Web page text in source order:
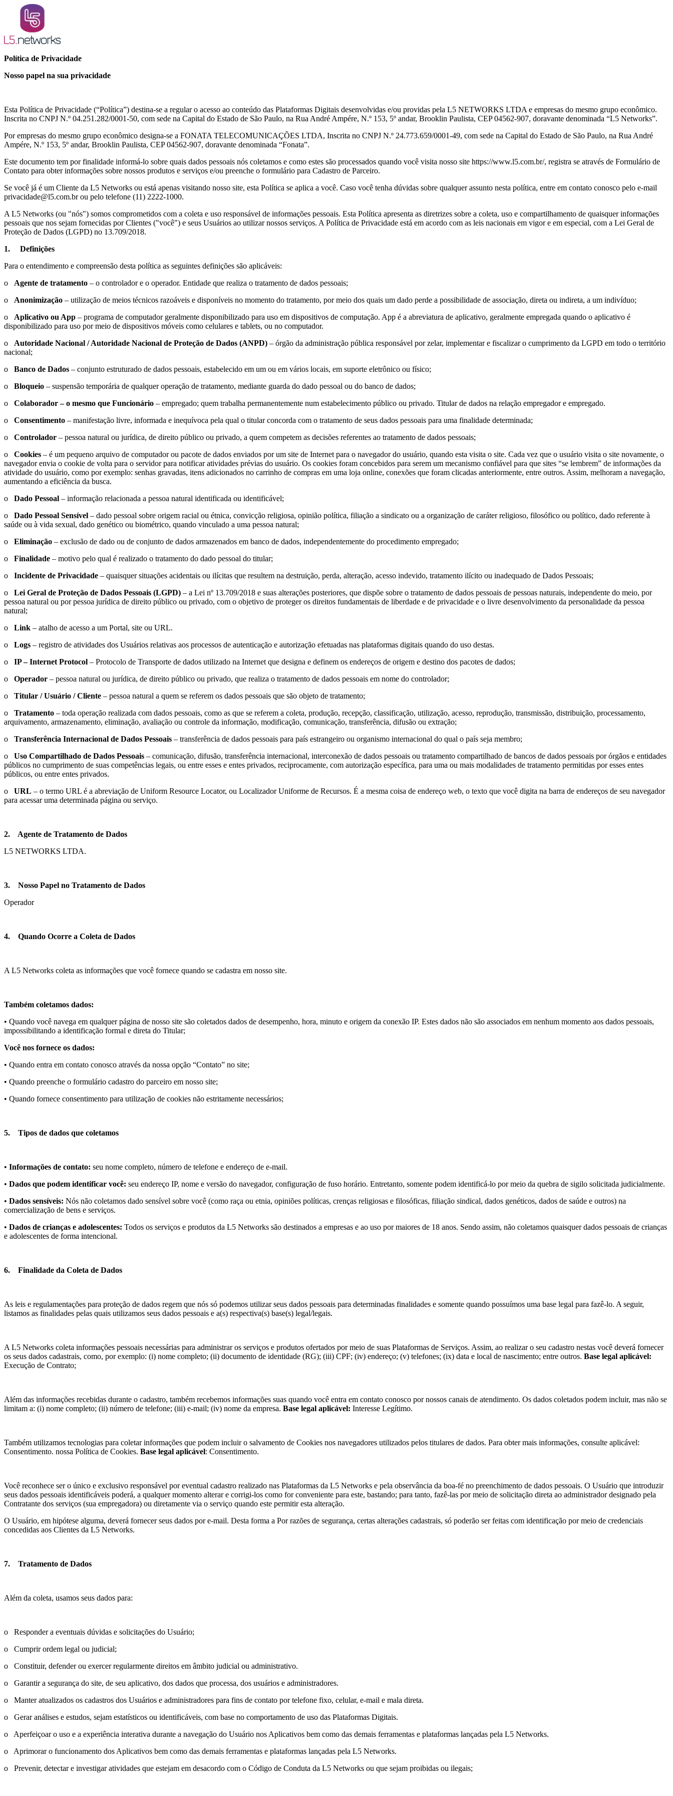
Política de Privacidade
Nosso papel na sua privacidade
Esta Política de Privacidade (“Política”) destina-se a regular o acesso ao conteúdo das Plataformas Digitais desenvolvidas e/ou providas pela L5 NETWORKS LTDA e empresas do mesmo grupo econômico.
Inscrita no CNPJ N.º 04.251.282/0001-50, com sede na Capital do Estado de São Paulo, na Rua André Ampére, N.º 153, 5º andar, Brooklin Paulista, CEP 04562-907, doravante denominada “L5 Networks”.
Por empresas do mesmo grupo econômico designa-se a FONATA TELECOMUNICAÇÕES LTDA, Inscrita no CNPJ N.º 24.773.659/0001-49, com sede na Capital do Estado de São Paulo, na Rua André
Ampére, N.º 153, 5º andar, Brooklin Paulista, CEP 04562-907, doravante denominada “Fonata”.
Este documento tem por finalidade informá-lo sobre quais dados pessoais nós coletamos e como estes são processados quando você visita nosso site https://www.l5.com.br/, registra se através de Formulário de
Contato para obter informações sobre nossos produtos e serviços e/ou preenche o formulário para Cadastro de Parceiro.
Se você já é um Cliente da L5 Networks ou está apenas visitando nosso site, esta Política se aplica a você. Caso você tenha dúvidas sobre qualquer assunto nesta política, entre em contato conosco pelo e-mail
privacidade@l5.com.br ou pelo telefone (11) 2222-1000.
A L5 Networks (ou "nós") somos comprometidos com a coleta e uso responsável de informações pessoais. Esta Política apresenta as diretrizes sobre a coleta, uso e compartilhamento de quaisquer informações
pessoais que nos sejam fornecidas por Clientes ("você") e seus Usuários ao utilizar nossos serviços. A Política de Privacidade está em acordo com as leis nacionais em vigor e em especial, com a Lei Geral de
Proteção de Dados (LGPD) no 13.709/2018.
1.
Definições
Para o entendimento e compreensão desta política as seguintes definições são aplicáveis:
o
Agente de tratamento – o controlador e o operador. Entidade que realiza o tratamento de dados pessoais;
o
Anonimização – utilização de meios técnicos razoáveis e disponíveis no momento do tratamento, por meio dos quais um dado perde a possibilidade de associação, direta ou indireta, a um indivíduo;
o
Aplicativo ou App – programa de computador geralmente disponibilizado para uso em dispositivos de computação. App é a abreviatura de aplicativo, geralmente empregada quando o aplicativo é
disponibilizado para uso por meio de dispositivos móveis como celulares e tablets, ou no computador.
o
Autoridade Nacional / Autoridade Nacional de Proteção de Dados (ANPD) – órgão da administração pública responsável por zelar, implementar e fiscalizar o cumprimento da LGPD em todo o território
nacional;
o
Banco de Dados – conjunto estruturado de dados pessoais, estabelecido em um ou em vários locais, em suporte eletrônico ou físico;
o
Bloqueio – suspensão temporária de qualquer operação de tratamento, mediante guarda do dado pessoal ou do banco de dados;
o
Colaborador – o mesmo que Funcionário – empregado; quem trabalha permanentemente num estabelecimento público ou privado. Titular de dados na relação empregador e empregado.
o
Consentimento – manifestação livre, informada e inequívoca pela qual o titular concorda com o tratamento de seus dados pessoais para uma finalidade determinada;
o
Controlador – pessoa natural ou jurídica, de direito público ou privado, a quem competem as decisões referentes ao tratamento de dados pessoais;
o
Cookies – é um pequeno arquivo de computador ou pacote de dados enviados por um site de Internet para o navegador do usuário, quando esta visita o site. Cada vez que o usuário visita o site novamente, o
navegador envia o cookie de volta para o servidor para notificar atividades prévias do usuário. Os cookies foram concebidos para serem um mecanismo confiável para que sites “se lembrem” de informações da
atividade do usuário, como por exemplo: senhas gravadas, itens adicionados no carrinho de compras em uma loja online, conexões que foram clicadas anteriormente, entre outros. Assim, melhoram a navegação,
aumentando a eficiência da busca.
o
Dado Pessoal – informação relacionada a pessoa natural identificada ou identificável;
o
Dado Pessoal Sensível – dado pessoal sobre origem racial ou étnica, convicção religiosa, opinião política, filiação a sindicato ou a organização de caráter religioso, filosófico ou político, dado referente à
saúde ou à vida sexual, dado genético ou biométrico, quando vinculado a uma pessoa natural;
o
Eliminação – exclusão de dado ou de conjunto de dados armazenados em banco de dados, independentemente do procedimento empregado;
o
Finalidade – motivo pelo qual é realizado o tratamento do dado pessoal do titular;
o
Incidente de Privacidade – quaisquer situações acidentais ou ilícitas que resultem na destruição, perda, alteração, acesso indevido, tratamento ilícito ou inadequado de Dados Pessoais;
o
Lei Geral de Proteção de Dados Pessoais (LGPD) – a Lei nº 13.709/2018 e suas alterações posteriores, que dispõe sobre o tratamento de dados pessoais de pessoas naturais, independente do meio, por
pessoa natural ou por pessoa jurídica de direito público ou privado, com o objetivo de proteger os direitos fundamentais de liberdade e de privacidade e o livre desenvolvimento da personalidade da pessoa
natural;
o
Link – atalho de acesso a um Portal, site ou URL.
o
Logs – registro de atividades dos Usuários relativas aos processos de autenticação e autorização efetuadas nas plataformas digitais quando do uso destas.
o
IP – Internet Protocol – Protocolo de Transporte de dados utilizado na Internet que designa e definem os endereços de origem e destino dos pacotes de dados;
o
Operador – pessoa natural ou jurídica, de direito público ou privado, que realiza o tratamento de dados pessoais em nome do controlador;
o
Titular / Usuário / Cliente – pessoa natural a quem se referem os dados pessoais que são objeto de tratamento;
o
Tratamento – toda operação realizada com dados pessoais, como as que se referem a coleta, produção, recepção, classificação, utilização, acesso, reprodução, transmissão, distribuição, processamento,
arquivamento, armazenamento, eliminação, avaliação ou controle da informação, modificação, comunicação, transferência, difusão ou extração;
o
Transferência Internacional de Dados Pessoais – transferência de dados pessoais para país estrangeiro ou organismo internacional do qual o país seja membro;
o
Uso Compartilhado de Dados Pessoais – comunicação, difusão, transferência internacional, interconexão de dados pessoais ou tratamento compartilhado de bancos de dados pessoais por órgãos e entidades
públicos no cumprimento de suas competências legais, ou entre esses e entes privados, reciprocamente, com autorização específica, para uma ou mais modalidades de tratamento permitidas por esses entes
públicos, ou entre entes privados.
o
URL – o termo URL é a abreviação de Uniform Resource Locator, ou Localizador Uniforme de Recursos. É a mesma coisa de endereço web, o texto que você digita na barra de endereços de seu navegador
para acessar uma determinada página ou serviço.
2.
Agente de Tratamento de Dados
L5 NETWORKS LTDA.
3.
Nosso Papel no Tratamento de Dados
Operador
4. Quando Ocorre a Coleta de Dados
A L5 Networks coleta as informações que você fornece quando se cadastra em nosso site.
Também coletamos dados:
• Quando você navega em qualquer página de nosso site são coletados dados de desempenho, hora, minuto e origem da conexão IP. Estes dados não são associados em nenhum momento aos dados pessoais,
impossibilitando a identificação formal e direta do Titular;
Você nos fornece os dados:
• Quando entra em contato conosco através da nossa opção “Contato” no site;
• Quando preenche o formulário cadastro do parceiro em nosso site;
• Quando fornece consentimento para utilização de cookies não estritamente necessários;
5. Tipos de dados que coletamos
• Informações de contato: seu nome completo, número de telefone e endereço de e-mail.
• Dados que podem identificar você: seu endereço IP, nome e versão do navegador, configuração de fuso horário. Entretanto, somente podem identificá-lo por meio da quebra de sigilo solicitada judicialmente.
• Dados sensíveis: Nós não coletamos dado sensível sobre você (como raça ou etnia, opiniões políticas, crenças religiosas e filosóficas, filiação sindical, dados genéticos, dados de saúde e outros) na
comercialização de bens e serviços.
• Dados de crianças e adolescentes: Todos os serviços e produtos da L5 Networks são destinados a empresas e ao uso por maiores de 18 anos. Sendo assim, não coletamos quaisquer dados pessoais de crianças
e adolescentes de forma intencional.
6. Finalidade da Coleta de Dados
As leis e regulamentações para proteção de dados regem que nós só podemos utilizar seus dados pessoais para determinadas finalidades e somente quando possuímos uma base legal para fazê-lo. A seguir,
listamos as finalidades pelas quais utilizamos seus dados pessoais e a(s) respectiva(s) base(s) legal/legais.
A L5 Networks coleta informações pessoais necessárias para administrar os serviços e produtos ofertados por meio de suas Plataformas de Serviços. Assim, ao realizar o seu cadastro nestas você deverá fornecer
os seus dados cadastrais, como, por exemplo: (i) nome completo; (ii) documento de identidade (RG); (iii) CPF; (iv) endereço; (v) telefones; (ix) data e local de nascimento; entre outros. Base legal aplicável:
Execução de Contrato;
Além das informações recebidas durante o cadastro, também recebemos informações suas quando você entra em contato conosco por nossos canais de atendimento. Os dados coletados podem incluir, mas não se
limitam a: (i) nome completo; (ii) número de telefone; (iii) e-mail; (iv) nome da empresa. Base legal aplicável: Interesse Legítimo.
Também utilizamos tecnologias para coletar informações que podem incluir o salvamento de Cookies nos navegadores utilizados pelos titulares de dados. Para obter mais informações, consulte aplicável:
Consentimento. nossa Política de Cookies. Base legal aplicável: Consentimento.
Você reconhece ser o único e exclusivo responsável por eventual cadastro realizado nas Plataformas da L5 Networks e pela observância da boa-fé no preenchimento de dados pessoais. O Usuário que introduzir
seus dados pessoais identificáveis poderá, a qualquer momento alterar e corrigi-los como for conveniente para este, bastando; para tanto, fazê-las por meio de solicitação direta ao administrador designado pela
Contratante dos serviços (sua empregadora) ou diretamente via o serviço quando este permitir esta alteração.
O Usuário, em hipótese alguma, deverá fornecer seus dados por e-mail. Desta forma a Por razões de segurança, certas alterações cadastrais, só poderão ser feitas com identificação por meio de credenciais
concedidas aos Clientes da L5 Networks.
7. Tratamento de Dados
Além da coleta, usamos seus dados para:
o
Responder a eventuais dúvidas e solicitações do Usuário;
o
Cumprir ordem legal ou judicial;
o
Constituir, defender ou exercer regularmente direitos em âmbito judicial ou administrativo.
o
Garantir a segurança do site, de seu aplicativo, dos dados que processa, dos usuários e administradores.
o
Manter atualizados os cadastros dos Usuários e administradores para fins de contato por telefone fixo, celular, e-mail e mala direta.
o
Gerar análises e estudos, sejam estatísticos ou identificáveis, com base no comportamento de uso das Plataformas Digitais.
o
Aperfeiçoar o uso e a experiência interativa durante a navegação do Usuário nos Aplicativos bem como das demais ferramentas e plataformas lançadas pela L5 Networks.
o
Aprimorar o funcionamento dos Aplicativos bem como das demais ferramentas e plataformas lançadas pela L5 Networks.
o
Prevenir, detectar e investigar atividades que estejam em desacordo com o Código de Conduta da L5 Networks ou que sejam proibidas ou ilegais;